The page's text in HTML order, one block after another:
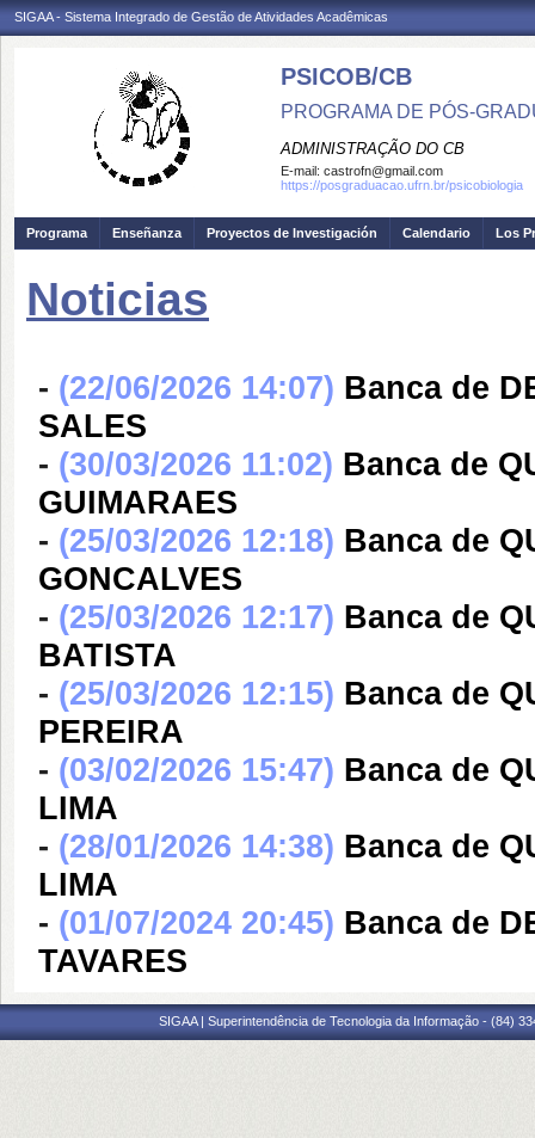
SIGAA - Sistema Integrado de Gestão de Atividades Acadêmicas
PSICOB/CB
PROGRAMA DE PÓS-
ADMINISTRAÇÃO DO CB
E-mail: castrofn@gmail.com
https://posgraduacao.ufrn.br/psicobiologia
Programa Enseñanza Proyectos de Investigación Calendario Los
Noticias
- (22/06/2026 14:07) Banca de
SALES
- (30/03/2026 11:02) Banca de
GUIMARAES
- (25/03/2026 12:18) Banca de
GONCALVES
- (25/03/2026 12:17) Banca de
BATISTA
- (25/03/2026 12:15) Banca de
PEREIRA
- (03/02/2026 15:47) Banca de
LIMA
- (28/01/2026 14:38) Banca de
LIMA
- (01/07/2024 20:45) Banca de
TAVARES
SIGAA | Superintendência de Tecnologia da Informação - (84)